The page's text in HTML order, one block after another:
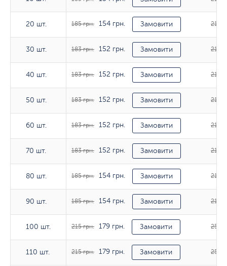
20 шт.
30 шт.
40 шт.
50 шт.
60 шт.
70 шт.
80 шт.
90 шт.
100 шт.
110 шт.
20 шт. 185 грн. 154 грн. Замовити 212
30 шт. 183 грн. 152 грн. Замовити 212
40 шт. 183 грн. 152 грн. Замовити 212
50 шт. 183 грн. 152 грн. Замовити 214
60 шт. 183 грн. 152 грн. Замовити 214
70 шт. 183 грн. 152 грн. Замовити 214
80 шт. 185 грн. 154 грн. Замовити 214
90 шт. 185 грн. 154 грн. Замовити 214
100 шт. 215 грн. 179 грн. Замовити 251
110 шт. 215 грн. 179 грн. Замовити 254